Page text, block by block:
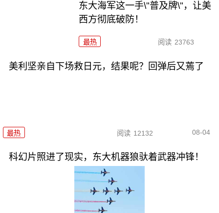
东大海军这一手\"普及牌\"，让美
西方彻底破防！
最热 阅读 23763
美利坚亲自下场救日元，结果呢？回弹后又蔫了
最热 阅读 12132 08-04
科幻片照进了现实，东大机器狼驮着武器冲锋！